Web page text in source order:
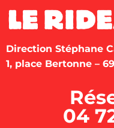
Direction Stéphane
1, place Bertonne –
04